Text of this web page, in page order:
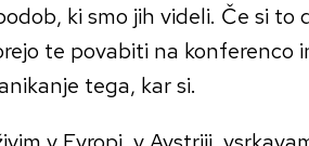
ki smo jih videli. Če si to
te povabiti na konferenco
tega, kar si.